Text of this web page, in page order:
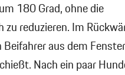
180 Grad, ohne die
reduzieren. Im
aus dem Fenster
Nach ein paar